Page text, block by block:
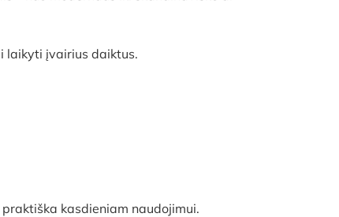
laikyti įvairius daiktus.
praktiška kasdieniam naudojimui.